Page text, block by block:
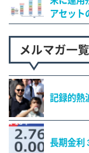
アセット
メルマガ一覧
記録的熱
長期金利